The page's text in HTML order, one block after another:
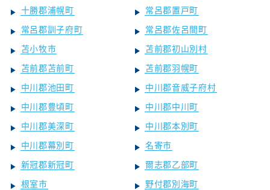
十勝郡浦幌町
常呂郡置戸町
常呂郡訓子府町
常呂郡佐呂間町
苫小牧市
苫前郡初山別村
苫前郡苫前町
苫前郡羽幌町
中川郡池田町
中川郡音威子府村
中川郡豊頃町
中川郡中川町
中川郡美深町
中川郡本別町
中川郡幕別町
名寄市
新冠郡新冠町
爾志郡乙部町
根室市
野付郡別海町